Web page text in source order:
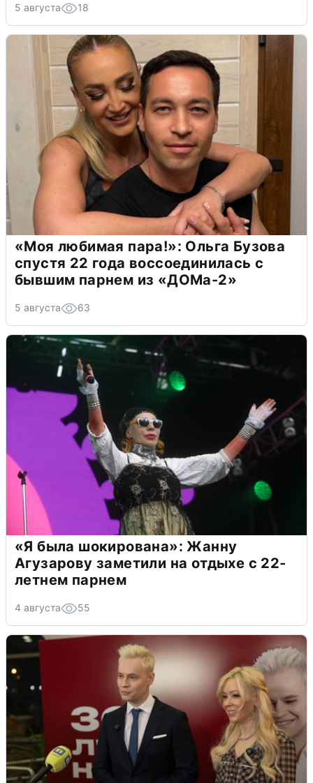
5 августа 18
«Моя любимая пара!»: Ольга Бузова
спустя 22 года воссоединилась с
бывшим парнем из «ДОМа-2»
5 августа 63
«Я была шокирована»: Жанну
Агузарову заметили на отдыхе с 22-
летнем парнем
4 августа 55